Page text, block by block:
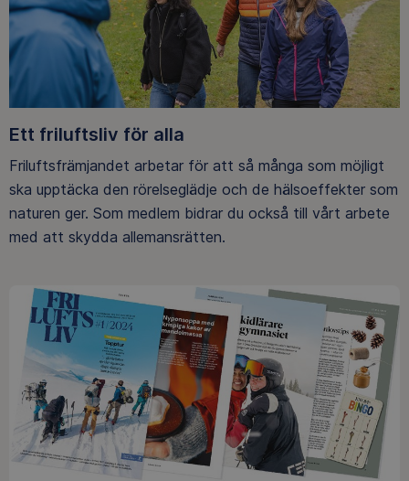
Ett friluftsliv för alla
Friluftsfrämjandet arbetar för att så många som möjligt
ska upptäcka den rörelseglädje och de hälsoeffekter som
naturen ger. Som medlem bidrar du också till vårt arbete
med att skydda allemansrätten.